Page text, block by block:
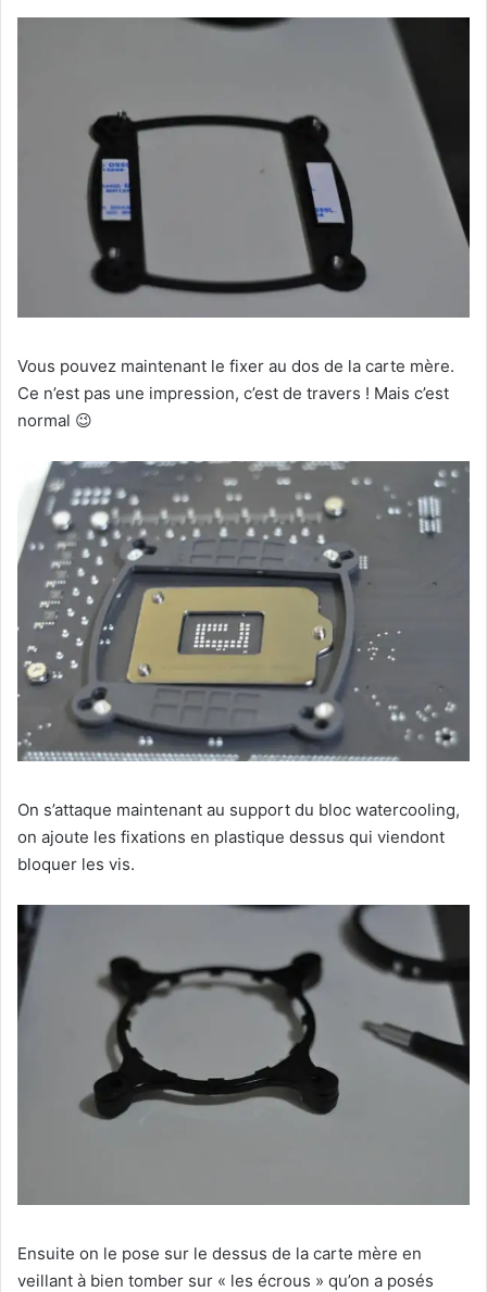
Vous pouvez maintenant le fixer au dos de la carte mère.
Ce n’est pas une impression, c’est de travers ! Mais c’est
normal 😉
On s’attaque maintenant au support du bloc watercooling,
on ajoute les fixations en plastique dessus qui viendont
bloquer les vis.
Ensuite on le pose sur le dessus de la carte mère en
veillant à bien tomber sur « les écrous » qu’on a posés